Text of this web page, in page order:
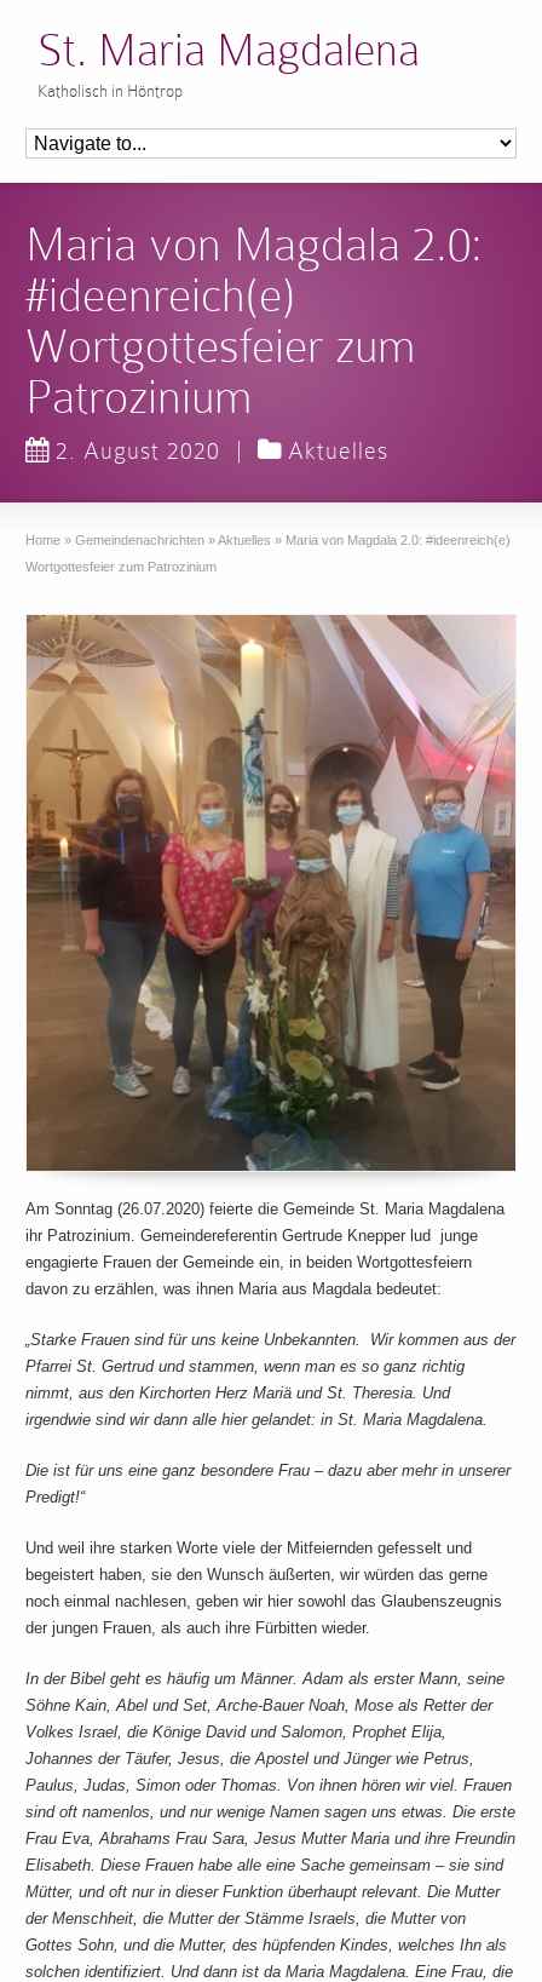
St. Maria Magdalena
Katholisch in Höntrop
Maria von Magdala 2.0:
#ideenreich(e)
Wortgottesfeier zum
Patrozinium
2. August 2020 | Aktuelles
Home » Gemeindenachrichten »Aktuelles » Maria von Magdala 2.0: #ideenreich(e)
Wortgottesfeier zum Patrozinium
Am Sonntag (26.07.2020) feierte die Gemeinde St. Maria Magdalena
ihr Patrozinium. Gemeindereferentin Gertrude Knepper lud junge
engagierte Frauen der Gemeinde ein, in beiden Wortgottesfeiern
davon zu erzählen, was ihnen Maria aus Magdala bedeutet:
„Starke Frauen sind für uns keine Unbekannten. Wir kommen aus der
Pfarrei St. Gertrud und stammen, wenn man es so ganz richtig
nimmt, aus den Kirchorten Herz Mariä und St. Theresia. Und
irgendwie sind wir dann alle hier gelandet: in St. Maria Magdalena.
Die ist für uns eine ganz besondere Frau – dazu aber mehr in unserer
Predigt!“
Und weil ihre starken Worte viele der Mitfeiernden gefesselt und
begeistert haben, sie den Wunsch äußerten, wir würden das gerne
noch einmal nachlesen, geben wir hier sowohl das Glaubenszeugnis
der jungen Frauen, als auch ihre Fürbitten wieder.
In der Bibel geht es häufig um Männer. Adam als erster Mann, seine
Söhne Kain, Abel und Set, Arche-Bauer Noah, Mose als Retter der
Volkes Israel, die Könige David und Salomon, Prophet Elija,
Johannes der Täufer, Jesus, die Apostel und Jünger wie Petrus,
Paulus, Judas, Simon oder Thomas. Von ihnen hören wir viel. Frauen
sind oft namenlos, und nur wenige Namen sagen uns etwas. Die erste
Frau Eva, Abrahams Frau Sara, Jesus Mutter Maria und ihre Freundin
Elisabeth. Diese Frauen habe alle eine Sache gemeinsam – sie sind
Mütter, und oft nur in dieser Funktion überhaupt relevant. Die Mutter
der Menschheit, die Mutter der Stämme Israels, die Mutter von
Gottes Sohn, und die Mutter, des hüpfenden Kindes, welches Ihn als
solchen identifiziert. Und dann ist da Maria Magdalena. Eine Frau, die